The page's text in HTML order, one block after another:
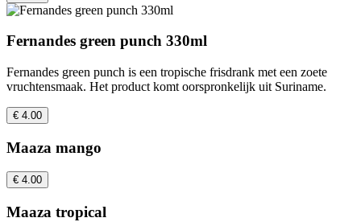
Fernandes green punch 330ml
Fernandes green punch is een tropische frisdrank met een zoete
vruchtensmaak. Het product komt oorspronkelijk uit Suriname.
€ 4.00
Maaza mango
€ 4.00
Maaza tropical